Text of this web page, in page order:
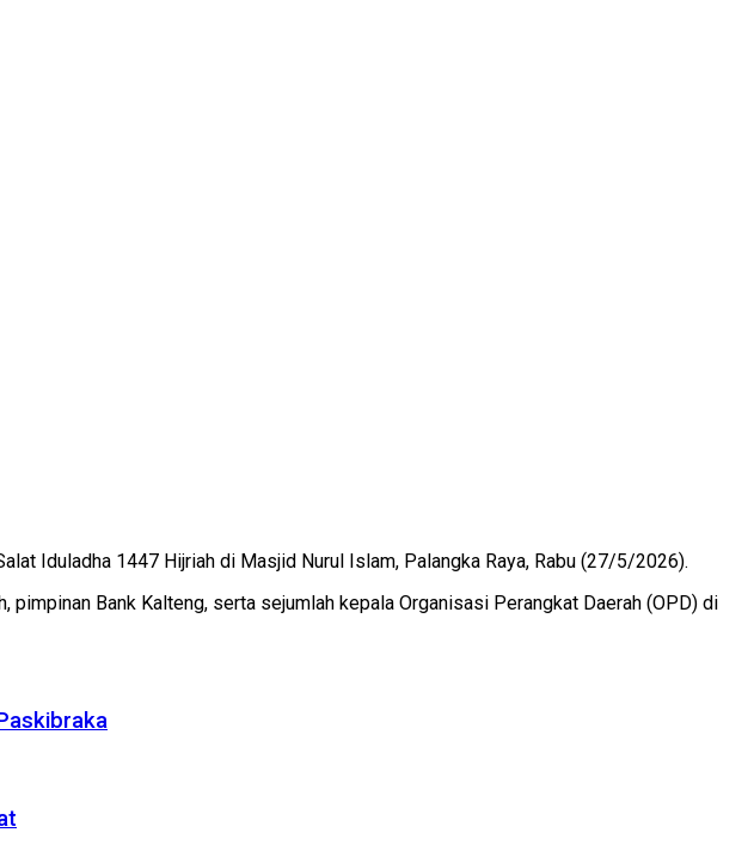
Iduladha 1447 Hijriah di Masjid Nurul Islam, Palangka Raya, Rabu (27/5/2026).
Bank Kalteng, serta sejumlah kepala Organisasi Perangkat Daerah (OPD) di